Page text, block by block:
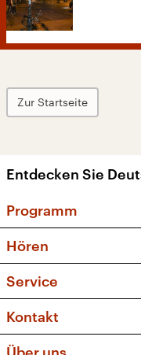
Zur Startseite
Entdecken Sie
Programm
Sendungen
Musikliste
Kakadu – Das
Hören
Frequenzen
Service
FAQ
Apps
Kontakt